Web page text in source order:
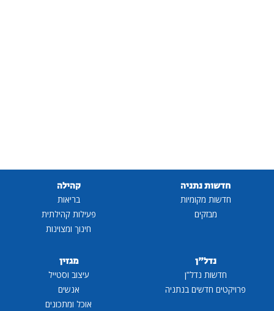
חדשות נתניה
חדשות מקומיות
מבזקים
קהילה
בריאות
פעילות קהילתית
חינוך ומצוינות
נדל"ן
חדשות נדל"ן
פרויקטים חדשים בנתניה
מגזין
עיצוב וסטייל
אנשים
אוכל ומתכונים